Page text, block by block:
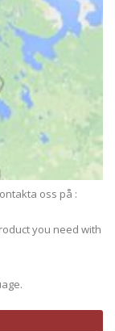
oss på :
you need with